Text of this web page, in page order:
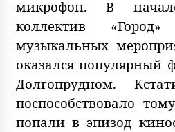
микрофон. В
коллектив
музыкальных
оказался популярный
Долгопрудном.
поспособствовало
попали в эпизод